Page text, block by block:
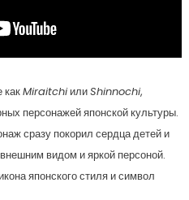
какMiraitchiилиShinnochi,
персонажей японской культуры.
сразу покорил сердца детей и
видом и яркой персоной.
японского стиля и символ